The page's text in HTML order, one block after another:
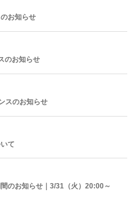
お知らせ
のお知らせ
スのお知らせ
て
のお知らせ｜3/31（火）20:00～